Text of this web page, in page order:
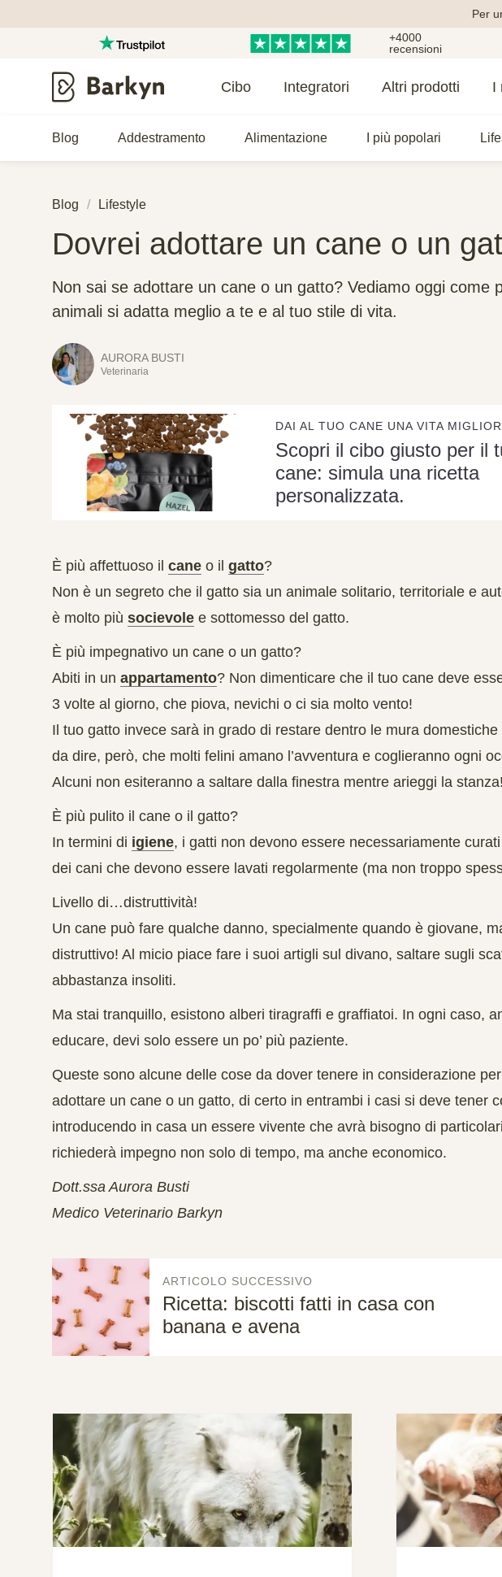
Per
+4000
recensioni
Cibo Integratori Altri prodotti I
Blog Addestramento Alimentazione I più popolari
Blog Lifestyle
Dovrei adottare un cane o un
Non sai se adottare un cane o un gatto? Vediamo oggi come
animali si adatta meglio a te e al tuo stile di vita.
AURORA BUSTI
Veterinaria
DAI AL TUO CANE UNA VITA
Scopri il cibo giusto per il
cane: simula una ricetta
personalizzata.
È più affettuoso il cane o il gatto?
Non è un segreto che il gatto sia un animale solitario, territoriale e
è molto più socievole e sottomesso del gatto.
È più impegnativo un cane o un gatto?
Abiti in un appartamento? Non dimenticare che il tuo cane deve
3 volte al giorno, che piova, nevichi o ci sia molto vento!
Il tuo gatto invece sarà in grado di restare dentro le mura domestiche
da dire, però, che molti felini amano l’avventura e coglieranno ogni
Alcuni non esiteranno a saltare dalla finestra mentre arieggi la stanza!
È più pulito il cane o il gatto?
In termini di igiene, i gatti non devono essere necessariamente
dei cani che devono essere lavati regolarmente (ma non troppo
Livello di…distruttività!
Un cane può fare qualche danno, specialmente quando è giovane,
distruttivo! Al micio piace fare i suoi artigli sul divano, saltare sugli
abbastanza insoliti.
Ma stai tranquillo, esistono alberi tiragraffi e graffiatoi. In ogni caso,
educare, devi solo essere un po’ più paziente.
Queste sono alcune delle cose da dover tenere in considerazione
adottare un cane o un gatto, di certo in entrambi i casi si deve tener
introducendo in casa un essere vivente che avrà bisogno di
richiederà impegno non solo di tempo, ma anche economico.
Dott.ssa Aurora Busti
Medico Veterinario Barkyn
ARTICOLO SUCCESSIVO
Ricetta: biscotti fatti in casa con
banana e avena